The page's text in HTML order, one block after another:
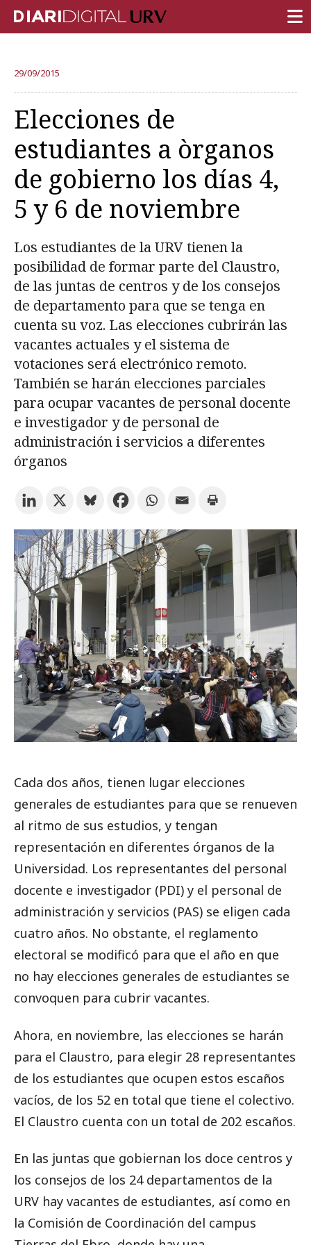
INVESTIGACIÓN
DOCENCIA
INSTITUCIÓN
VIDA EN EL CAMPUS
COMUNIDAD URV
REPORTAJES
Ámbitos universitarios
Prueba la búsqueda avanzada
Suscríbete a los boletines electrónicos de la URV Agenda
ESPAÑOL CATALÀ ENGLISH
29/09/2015
Elecciones de
estudiantes a òrganos
de gobierno los días 4,
5 y 6 de noviembre
Los estudiantes de la URV tienen la
posibilidad de formar parte del Claustro,
de las juntas de centros y de los consejos
de departamento para que se tenga en
cuenta su voz. Las elecciones cubrirán las
vacantes actuales y el sistema de
votaciones será electrónico remoto.
También se harán elecciones parciales
para ocupar vacantes de personal docente
e investigador y de personal de
administración i servicios a diferentes
órganos
Cada dos años, tienen lugar elecciones
generales de estudiantes para que se renueven
al ritmo de sus estudios, y tengan
representación en diferentes órganos de la
Universidad. Los representantes del personal
docente e investigador (PDI) y el personal de
administración y servicios (PAS) se eligen cada
cuatro años. No obstante, el reglamento
electoral se modificó para que el año en que
no hay elecciones generales de estudiantes se
convoquen para cubrir vacantes.
Ahora, en noviembre, las elecciones se harán
para el Claustro, para elegir 28 representantes
de los estudiantes que ocupen estos escaños
vacíos, de los 52 en total que tiene el colectivo.
El Claustro cuenta con un total de 202 escaños.
En las juntas que gobiernan los doce centros y
los consejos de los 24 departamentos de la
URV hay vacantes de estudiantes, así como en
la Comisión de Coordinación del campus